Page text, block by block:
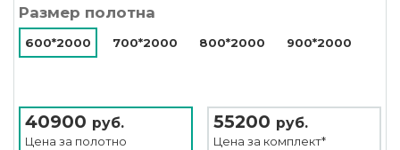
Размер полотна
600*2000 700*2000 800*2000 900*2000
40900 руб.
Цена за полотно
55200 руб.
Цена за комплект*